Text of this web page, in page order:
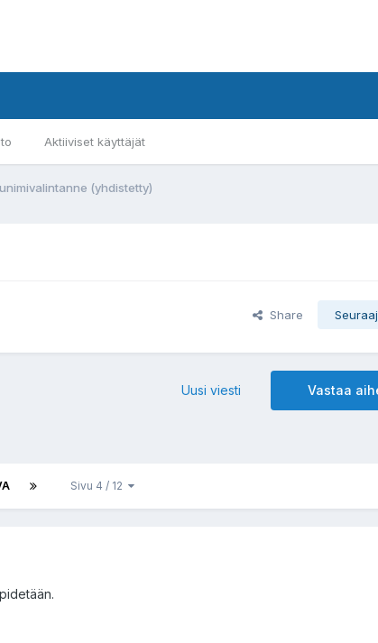
Aktiiviset käyttäjät
(yhdistetty)
Share
Vastaa
Uusi viesti
Sivu 4 / 12